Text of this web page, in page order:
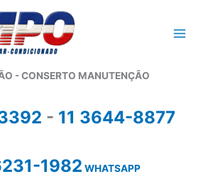
- CONSERTO MANUTENÇÃO
- 11 3644-8877
1982 WHATSAPP